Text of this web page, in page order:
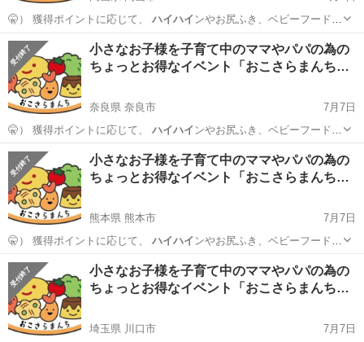
🤫） 獲得ポイントに応じて、 ハイハイ ンやお尻ふき、ベビーフードを
お持ち帰…
岡山 育児 試供品
小さなお子様を子育て中のママやパパの為の
ちょっとお得なイベント「おこさらまんち…
奈良県 奈良市
7月7日
🤫） 獲得ポイントに応じて、 ハイハイ ンやお尻ふき、ベビーフードを
お持ち帰…
奈良 育児 試供品
小さなお子様を子育て中のママやパパの為の
ちょっとお得なイベント「おこさらまんち…
熊本県 熊本市
7月7日
🤫） 獲得ポイントに応じて、 ハイハイ ンやお尻ふき、ベビーフードを
お持ち帰…
熊本 育児 試供品
小さなお子様を子育て中のママやパパの為の
ちょっとお得なイベント「おこさらまんち…
埼玉県 川口市
7月7日